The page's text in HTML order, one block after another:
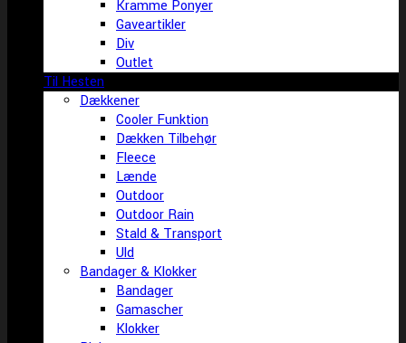
Kramme Ponyer
Gaveartikler
Div
Outlet
Til Hesten
Dækkener
Cooler Funktion
Dækken Tilbehør
Fleece
Lænde
Outdoor
Outdoor Rain
Stald & Transport
Uld
Bandager & Klokker
Bandager
Gamascher
Klokker